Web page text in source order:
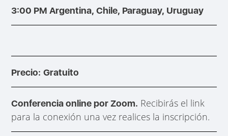
3:00 PM Argentina, Chile, Paraguay, Uruguay
Precio: Gratuito
Conferencia online por Zoom. Recibirás el link
para la conexión una vez realices la inscripción.